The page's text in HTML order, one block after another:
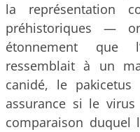
la représentation
préhistoriques —
étonnement que
ressemblait à un
canidé, le
assurance si le virus
comparaison duquel